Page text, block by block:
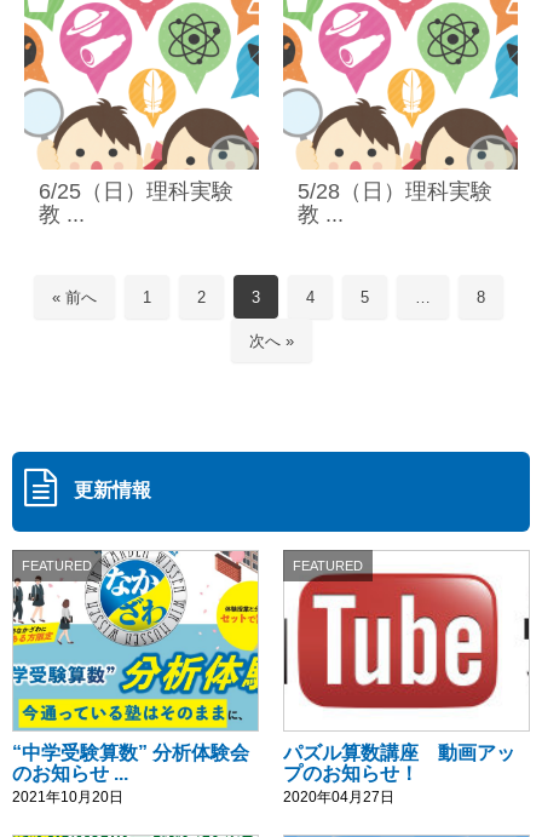
6/25（日）理科実験
教 ...
5/28（日）理科実験
教 ...
« 前へ 1 2 3 4 5 … 8
次へ »
更新情報
FEATURED
“中学受験算数” 分析体験会
のお知らせ ...
2021年10月20日
FEATURED
パズル算数講座 動画アッ
プのお知らせ！
2020年04月27日